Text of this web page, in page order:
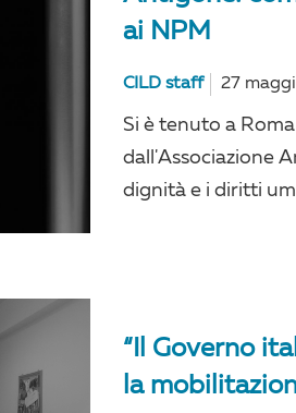
ai NPM
CILD staff 27
Si è tenuto a
dall'Associazione
dignità e i diritti
“Il Governo
la